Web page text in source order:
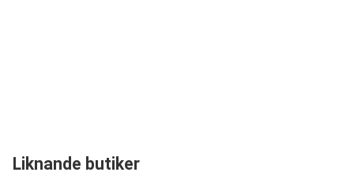
Liknande butiker